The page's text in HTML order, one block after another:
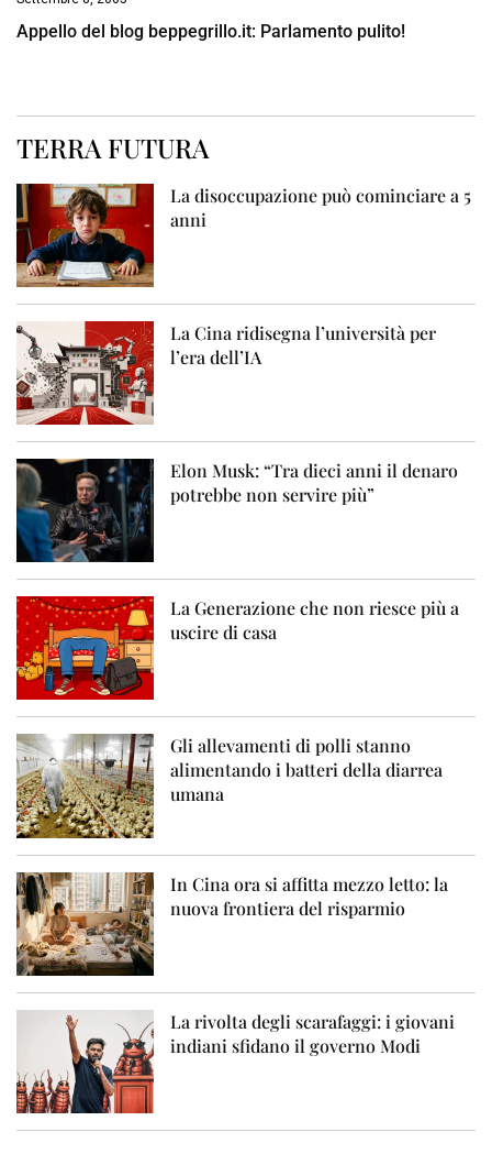
Appello del blog beppegrillo.it: Parlamento pulito!
TERRA FUTURA
La disoccupazione può cominciare a 5
anni
La Cina ridisegna l’università per
l’era dell’IA
Elon Musk: “Tra dieci anni il denaro
potrebbe non servire più”
La Generazione che non riesce più a
uscire di casa
Gli allevamenti di polli stanno
alimentando i batteri della diarrea
umana
In Cina ora si affitta mezzo letto: la
nuova frontiera del risparmio
La rivolta degli scarafaggi: i giovani
indiani sfidano il governo Modi